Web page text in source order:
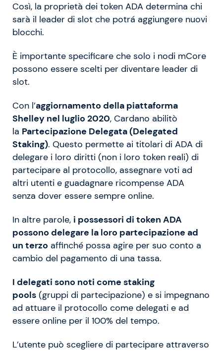
Così, la proprietà dei token ADA determina chi
sarà il leader di slot che potrá aggiungere nuovi
blocchi.
È importante specificare che solo i nodi mCore
possono essere scelti per diventare leader di
slot.
Con l’aggiornamento della piattaforma
Shelley nel luglio 2020, Cardano abilitò
la Partecipazione Delegata (Delegated
Staking). Questo permette ai titolari di ADA di
delegare i loro diritti (non i loro token reali) di
partecipare al protocollo, assegnare voti ad
altri utenti e guadagnare ricompense ADA
senza dover essere sempre online.
In altre parole, i possessori di token ADA
possono delegare la loro partecipazione ad
un terzo affinché possa agire per suo conto a
cambio del pagamento di una tassa.
I delegati sono noti come staking
pools (gruppi di partecipazione) e si impegnano
ad attuare il protocollo come delegati e ad
essere online per il 100% del tempo.
L’utente può scegliere di partecipare attraverso